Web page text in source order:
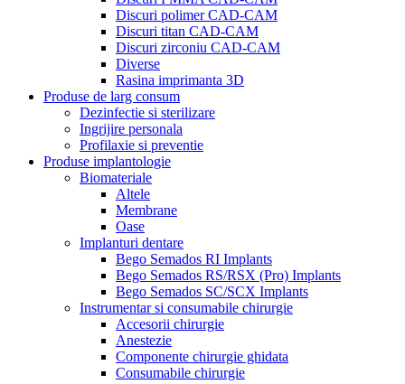
Discuri polimer CAD-CAM
Discuri titan CAD-CAM
Discuri zirconiu CAD-CAM
Diverse
Rasina imprimanta 3D
Produse de larg consum
Dezinfectie si sterilizare
Ingrijire personala
Profilaxie si preventie
Produse implantologie
Biomateriale
Altele
Membrane
Oase
Implanturi dentare
Bego Semados RI Implants
Bego Semados RS/RSX (Pro) Implants
Bego Semados SC/SCX Implants
Instrumentar si consumabile chirurgie
Accesorii chirurgie
Anestezie
Componente chirurgie ghidata
Consumabile chirurgie